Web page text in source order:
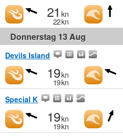
21 kn
22kn
Donnerstag 13 Aug
Devils Island
19kn
19kn
Special K
19kn
19kn